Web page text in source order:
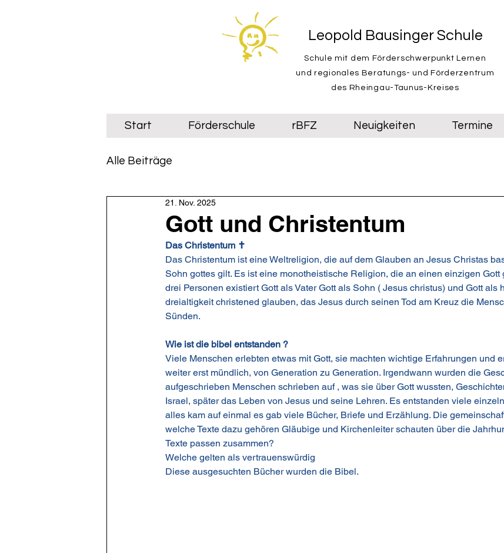
Leopold Bausinger Schule
Schule mit dem Förderschwerpunkt Lernen
und regionales Beratungs- und Förderzentrum
des Rheingau-Taunus-Kreises
Start Förderschule rBFZ Neuigkeiten Termine
Alle Beiträge
Gott und Christentum
21. Nov. 2025
Das Christentum ✝
Das Christentum ist eine Weltreligion, die auf dem Glauben an Jesus Christas
Sohn gottes gilt. Es ist eine monotheistische Religion, die an einen einzigen Gott
drei Personen existiert Gott als Vater Gott als Sohn ( Jesus christus) und Gott als
dreialtigkeit christened glauben, das Jesus durch seinen Tod am Kreuz die
Sünden.
Wie ist die bibel entstanden ?
Viele Menschen erlebten etwas mit Gott, sie machten wichtige Erfahrungen und
weiter erst mündlich, von Generation zu Generation. Irgendwann wurden die
aufgeschrieben Menschen schrieben auf , was sie über Gott wussten,
Israel, später das Leben von Jesus und seine Lehren. Es entstanden viele
alles kam auf einmal es gab viele Bücher, Briefe und Erzählung. Die
welche Texte dazu gehören Gläubige und Kirchenleiter schauten über die
Texte passen zusammen?
Welche gelten als vertrauenswürdig
Diese ausgesuchten Bücher wurden die Bibel.